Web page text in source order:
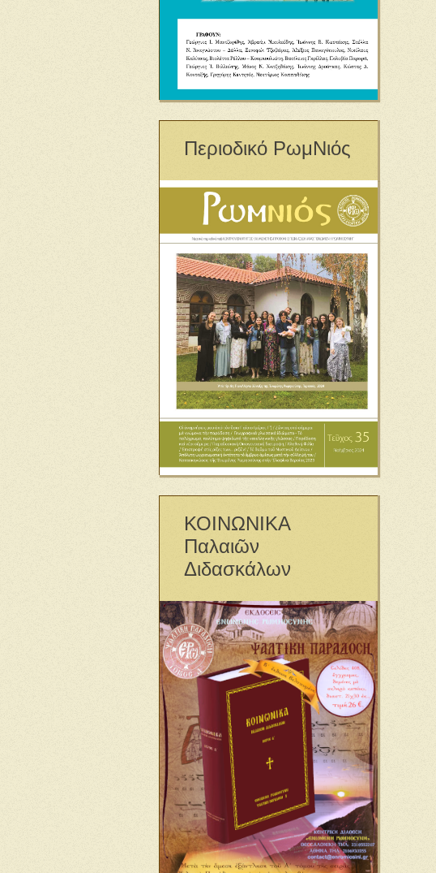
Περιοδικό ΡωμΝιός
ΚΟΙΝΩΝΙΚΑ
Παλαιῶν
Διδασκάλων